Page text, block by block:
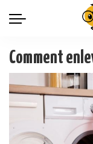
Comment